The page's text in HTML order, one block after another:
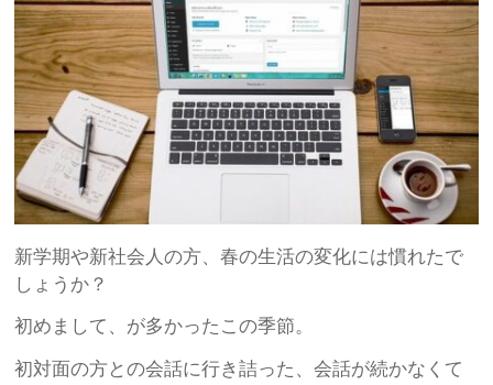
新学期や新社会人の方、春の生活の変化には慣れたで
しょうか？
初めまして、が多かったこの季節。
初対面の方との会話に行き詰った、会話が続かなくて